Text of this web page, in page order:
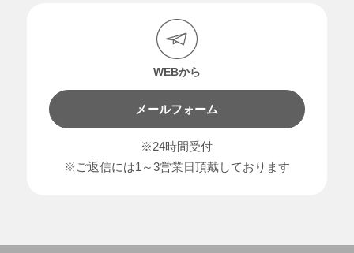
WEBから
メールフォーム
※24時間受付
※ご返信には1～3営業日頂戴しております